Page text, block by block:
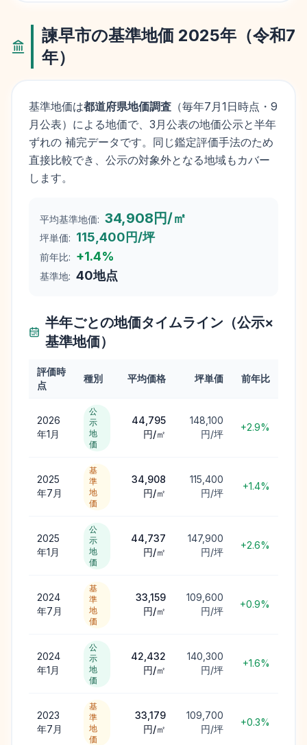
諫早市の基準地価 2025年（令和7
年）
基準地価は都道府県地価調査 （毎年7月1日時点・9
月公表）による地価で、3月公表の地価公示と半年
ずれの 補完データです。同じ鑑定評価手法のため
直接比較でき、公示の対象外となる地域もカバー
します。
平均基準地価: 34,908円/㎡
坪単価: 115,400円/坪
前年比: +1.4%
基準地: 40地点
半年ごとの地価タイムライン（公示×
基準地価）
評価時
点
種別 平均価格 坪単価 前年比
2026
年1月
公
示
地
価
44,795
円/㎡
148,100
円/坪
+2.9%
2025
年7月
基
準
地
価
34,908
円/㎡
115,400
円/坪
+1.4%
2025
年1月
公
示
地
価
44,737
円/㎡
147,900
円/坪
+2.6%
2024
年7月
基
準
地
価
33,159
円/㎡
109,600
円/坪
+0.9%
2024
年1月
公
示
地
価
42,432
円/㎡
140,300
円/坪
+1.6%
2023
年7月
基
準
地
価
33,179
円/㎡
109,700
円/坪
+0.3%